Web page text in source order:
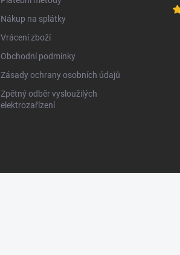
Nákup na splátky
Vrácení zboží
Obchodní podmínky
Zásady ochrany osobních údajů
Zpětný odběr vysloužilých
elektrozařízení